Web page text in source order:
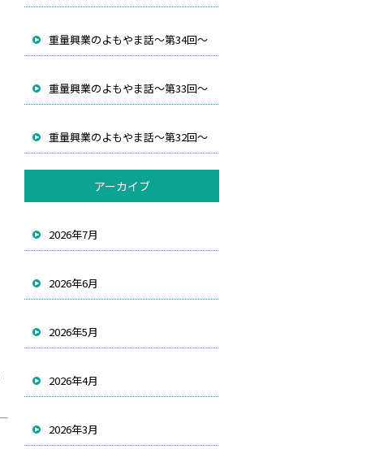
重量興業のよもやま話～第34回～
重量興業のよもやま話～第33回～
重量興業のよもやま話～第32回～
アーカイブ
2026年7月
2026年6月
2026年5月
2026年4月
2026年3月